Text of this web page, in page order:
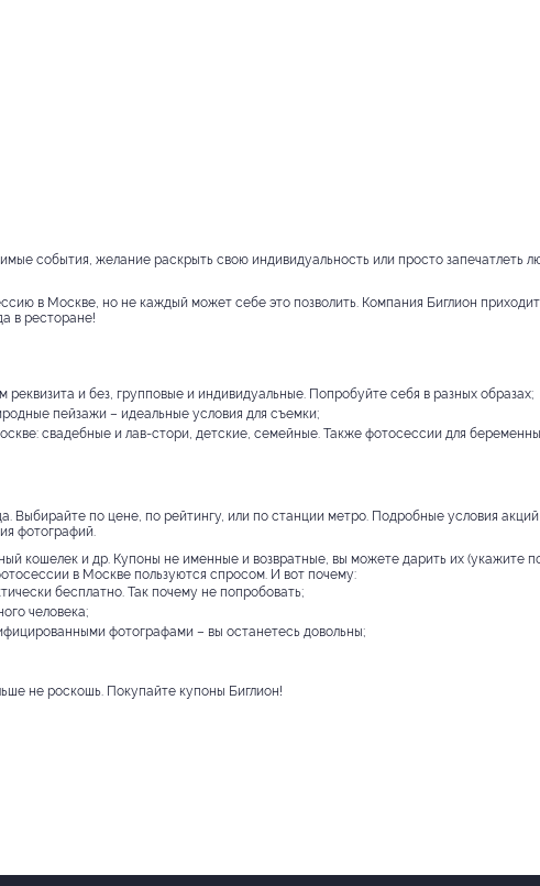
события, желание раскрыть свою индивидуальность или просто запечатлеть
в Москве, но не каждый может себе это позволить. Компания Биглион
в ресторане!
и без, групповые и индивидуальные. Попробуйте себя в разных образах;
пейзажи – идеальные условия для съемки;
свадебные и лав-стори, детские, семейные. Также фотосессии для
Выбирайте по цене, по рейтингу, или по станции метро. Подробные условия
фотографий.
кошелек и др. Купоны не именные и возвратные, вы можете дарить их (укажите
в Москве пользуются спросом. И вот почему:
бесплатно. Так почему не попробовать;
человека;
фотографами – вы останетесь довольны;
не роскошь. Покупайте купоны Биглион!